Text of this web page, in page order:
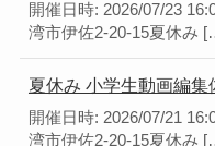
開催日時: 2026/07/23
湾市伊佐2-20-15夏休み
夏休み 小学生動画編集
開催日時: 2026/07/21
湾市伊佐2-20-15夏休み